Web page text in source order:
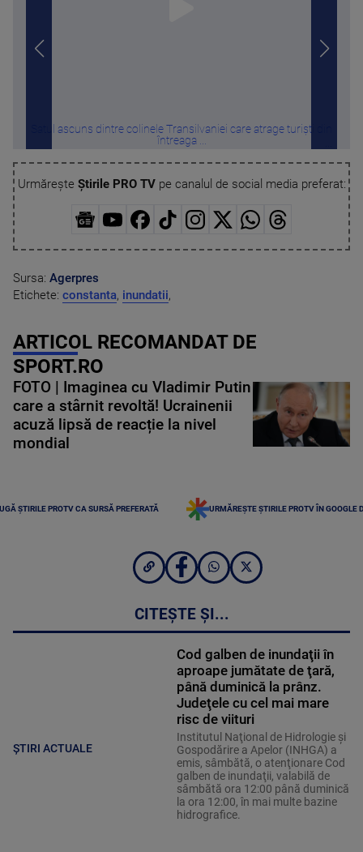
Satul ascuns dintre colinele Transilvaniei care atrage turiști din
întreaga ...
Urmărește Știrile PRO TVpe canalul de social media preferat:
Sursa: Agerpres
Etichete: constanta, inundatii,
ARTICOL RECOMANDAT DE
SPORT.RO
FOTO | Imaginea cu Vladimir Putin
care a stârnit revoltă! Ucrainenii
acuză lipsă de reacție la nivel
mondial
ȘTIRILE PROTV CA SURSĂ PREFERATĂ URMĂREȘTE ȘTIRILE PROTV ÎN GOOGLE
CITEȘTE ȘI...
ȘTIRI ACTUALE
Cod galben de inundaţii în
aproape jumătate de ţară,
până duminică la prânz.
Judeţele cu cel mai mare
risc de viituri
Institutul Naţional de Hidrologie şi
Gospodărire a Apelor (INHGA) a
emis, sâmbătă, o atenţionare Cod
galben de inundaţii, valabilă de
sâmbătă ora 12:00 până duminică
la ora 12:00, în mai multe bazine
hidrografice.